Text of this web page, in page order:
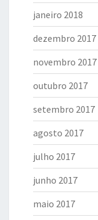
janeiro 2018
dezembro 2017
novembro 2017
outubro 2017
setembro 2017
agosto 2017
julho 2017
junho 2017
maio 2017